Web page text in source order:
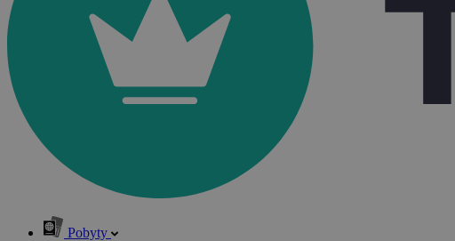
Pobyty